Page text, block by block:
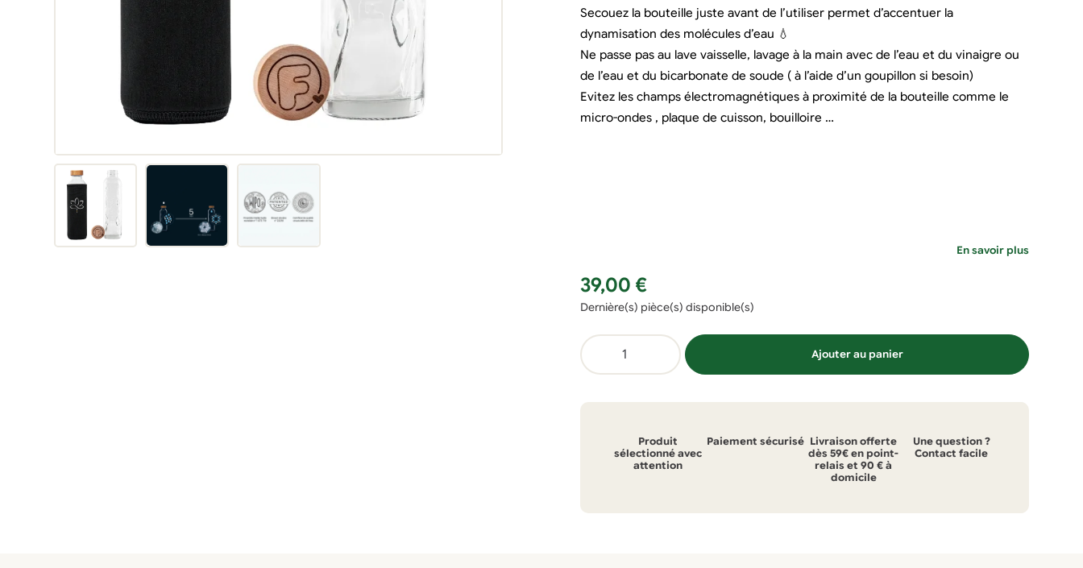
Secouez la bouteille juste avant de l’utiliser permet d’accentuer la
dynamisation des molécules d’eau 💧
Ne passe pas au lave vaisselle, lavage à la main avec de l’eau et du vinaigre ou
de l’eau et du bicarbonate de soude ( à l’aide d’un goupillon si besoin)
Evitez les champs électromagnétiques à proximité de la bouteille comme le
micro-ondes , plaque de cuisson, bouilloire …
En savoir plus
39,00 €
Dernière(s) pièce(s) disponible(s)
quantité
de
dynamisante
Ajouter au panier
Produit
sélectionné avec
attention
Paiement sécurisé Livraison offerte
dès 59€ en point-
relais et 90 € à
domicile
Une question ?
Contact facile